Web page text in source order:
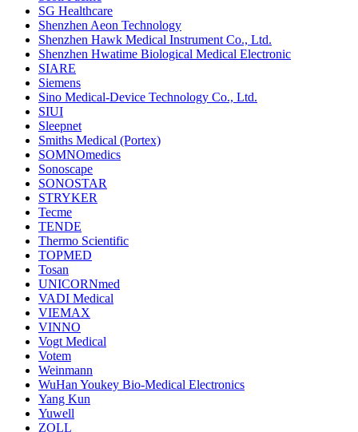
SG Healthcare
Shenzhen Aeon Technology
Shenzhen Hawk Medical Instrument Co., Ltd.
Shenzhen Hwatime Biological Medical Electronic
SIARE
Siemens
Sino Medical-Device Technology Co., Ltd.
SIUI
Sleepnet
Smiths Medical (Portex)
SOMNOmedics
Sonoscape
SONOSTAR
STRYKER
Tecme
TENDE
Thermo Scientific
TOPMED
Tosan
UNICORNmed
VADI Medical
VIEMAX
VINNO
Vogt Medical
Votem
Weinmann
WuHan Youkey Bio-Medical Electronics
Yang Kun
Yuwell
ZOLL